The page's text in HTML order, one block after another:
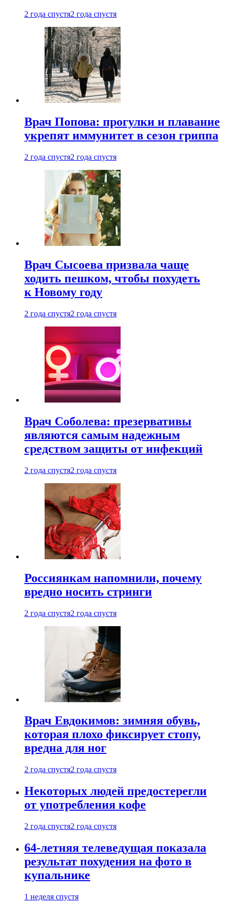
2 года спустя2 года спустя
Врач Попова: прогулки и плавание
укрепят иммунитет в сезон гриппа
2 года спустя2 года спустя
Врач Сысоева призвала чаще
ходить пешком, чтобы похудеть
к Новому году
2 года спустя2 года спустя
Врач Соболева: презервативы
являются самым надежным
средством защиты от инфекций
2 года спустя2 года спустя
Россиянкам напомнили, почему
вредно носить стринги
2 года спустя2 года спустя
Врач Евдокимов: зимняя обувь,
которая плохо фиксирует стопу,
вредна для ног
2 года спустя2 года спустя
Некоторых людей предостерегли
от употребления кофе
2 года спустя2 года спустя
64-летняя телеведущая показала
результат похудения на фото в
купальнике
1 неделя спустя